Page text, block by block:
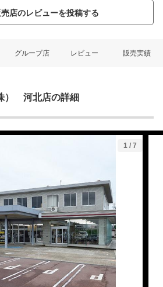
売店のレビューを投稿する
グループ店 レビュー 販売実績
） 河北店の詳細
1 / 7